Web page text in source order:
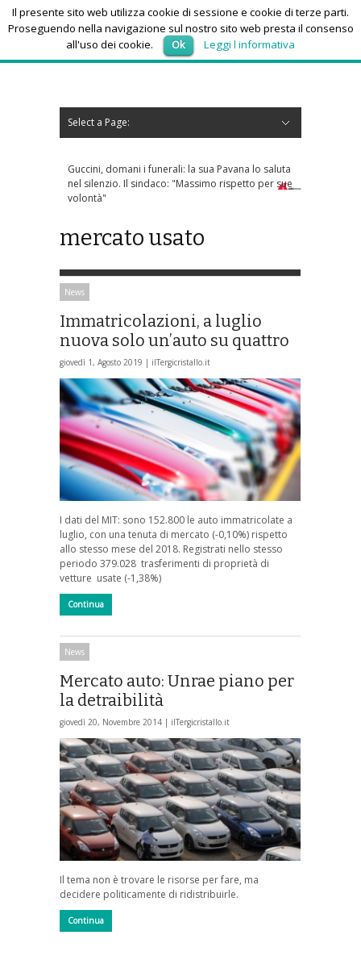
venerdì 7, Agosto 2026
Select a Page:
Guccini, domani i funerali: la sua Pavana lo saluta
nel silenzio. Il sindaco: "Massimo rispetto per sue
volontà"
mercato usato
News
Immatricolazioni, a luglio
nuova solo un’auto su quattro
giovedì 1, Agosto 2019 | ilTergicristallo.it
I dati del MIT: sono 152.800 le auto immatricolate a
luglio, con una tenuta di mercato (-0,10%) rispetto
allo stesso mese del 2018. Registrati nello stesso
periodo 379.028 trasferimenti di proprietà di
vetture usate (-1,38%)
Continua
News
Mercato auto: Unrae piano per
la detraibilità
giovedì 20, Novembre 2014 | ilTergicristallo.it
Il tema non è trovare le risorse per fare, ma
decidere politicamente di ridistribuirle.
Continua
Il presente sito web utilizza cookie di sessione e cookie di terze parti.
Proseguendo nella navigazione sul nostro sito web presta il consenso
all'uso dei cookie.
Ok Leggi l informativa